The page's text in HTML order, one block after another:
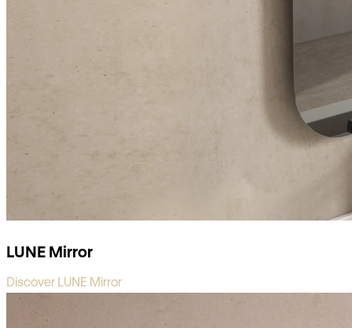
LUNE Mirror
Discover LUNE Mirror